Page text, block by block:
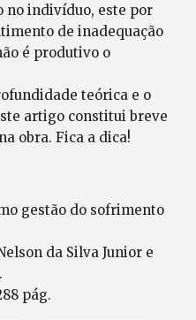
no indivíduo, este por
de inadequação
é produtivo o
teórica e o
artigo constitui breve
obra. Fica a dica!
gestão do sofrimento
da Silva Junior e
pág.